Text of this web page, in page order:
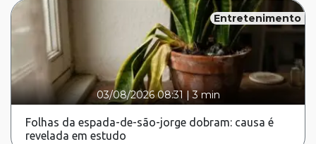
Entretenimento
03/08/2026 08:31 |3 min
Folhas da espada-de-são-jorge dobram: causa é
revelada em estudo